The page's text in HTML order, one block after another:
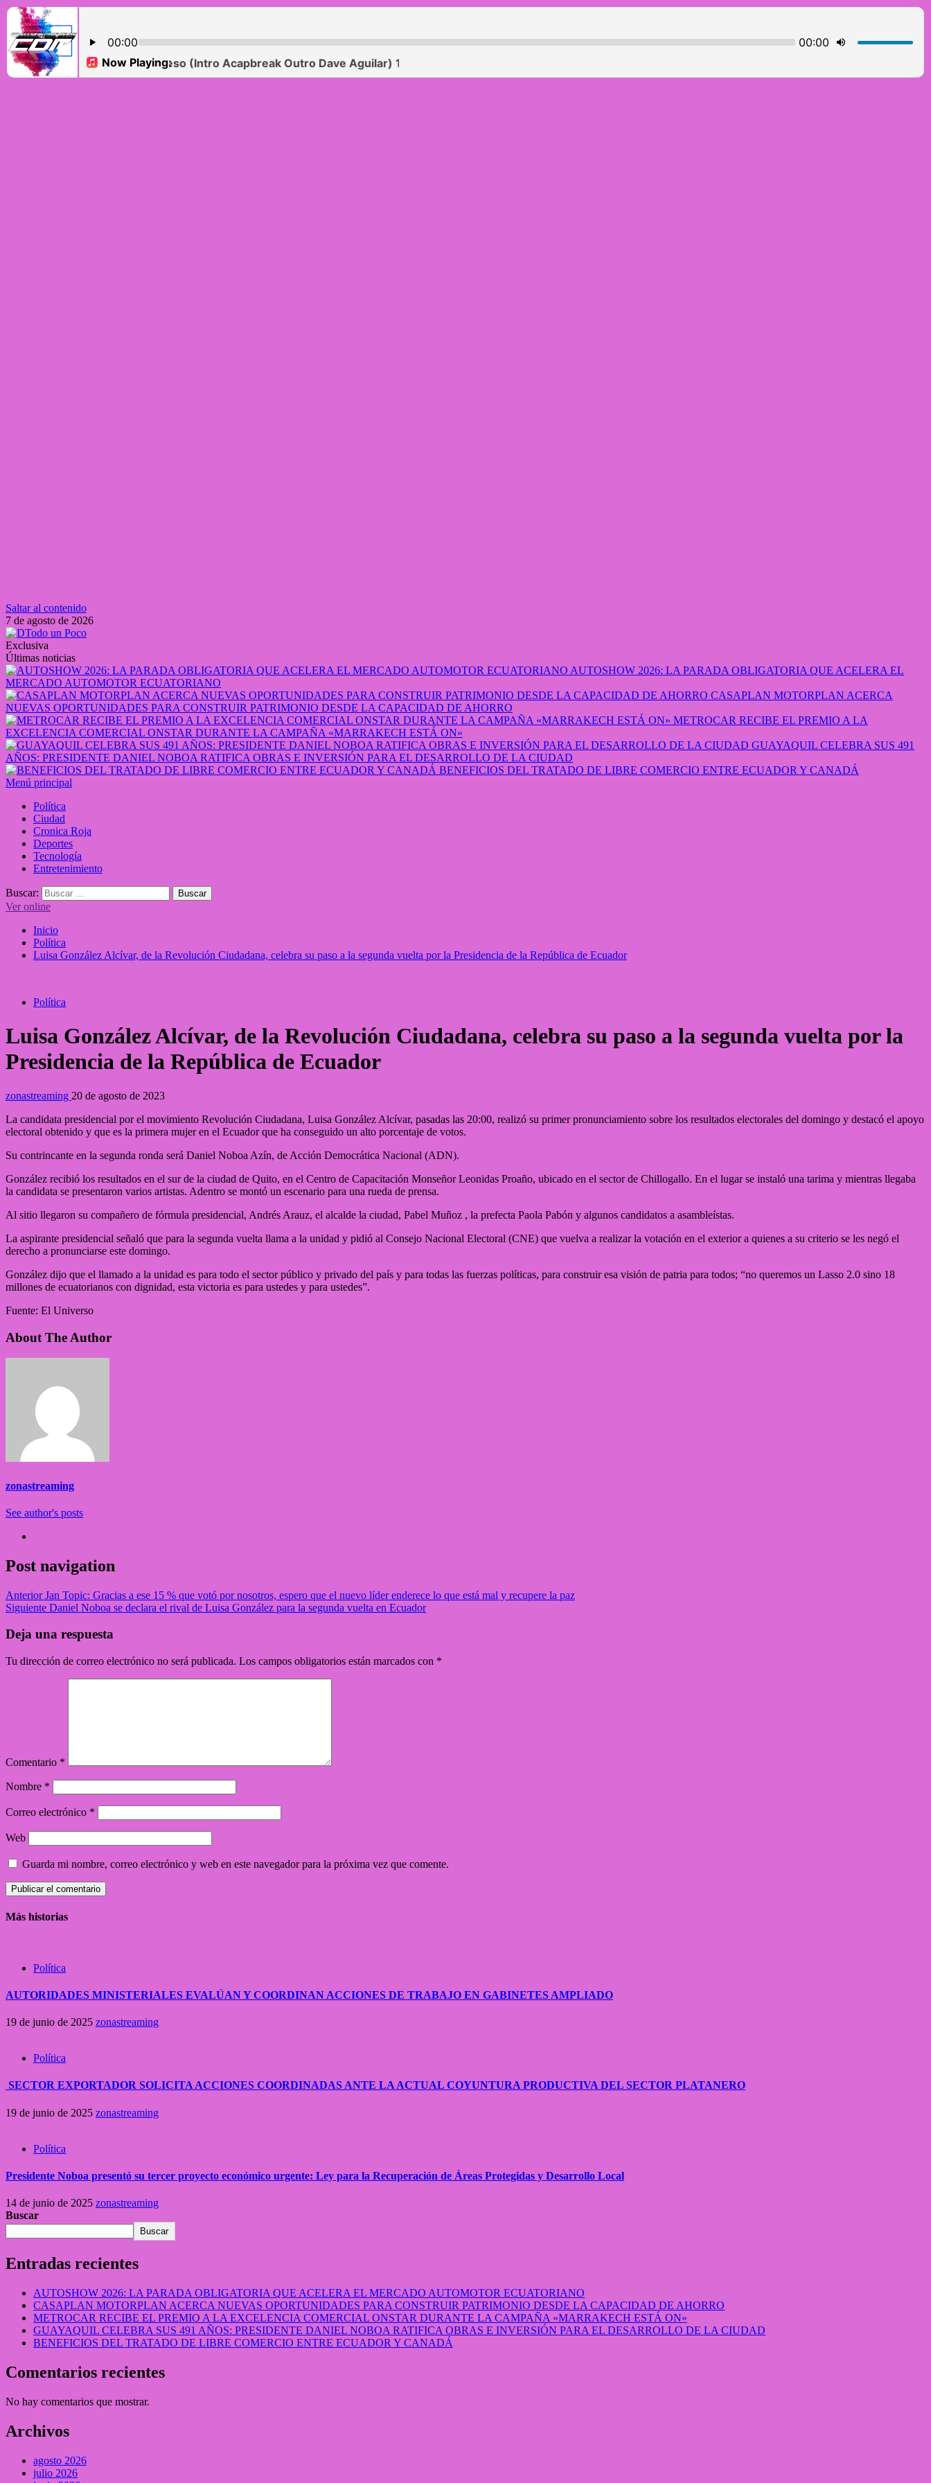
Saltar al contenido
7 de agosto de 2026
Exclusiva
Últimas noticias
AUTOSHOW 2026: LA PARADA OBLIGATORIA QUE ACELERA EL
MERCADO AUTOMOTOR ECUATORIANO
CASAPLAN MOTORPLAN ACERCA
NUEVAS OPORTUNIDADES PARA CONSTRUIR PATRIMONIO DESDE LA CAPACIDAD DE AHORRO
METROCAR RECIBE EL PREMIO A LA
EXCELENCIA COMERCIAL ONSTAR DURANTE LA CAMPAÑA «MARRAKECH ESTÁ ON»
GUAYAQUIL CELEBRA SUS 491
AÑOS: PRESIDENTE DANIEL NOBOA RATIFICA OBRAS E INVERSIÓN PARA EL DESARROLLO DE LA CIUDAD
BENEFICIOS DEL TRATADO DE LIBRE COMERCIO ENTRE ECUADOR Y CANADÁ
Menú principal
Política
Ciudad
Cronica Roja
Deportes
Tecnología
Entretenimiento
Buscar:
Ver online
Inicio
Política
Luisa González Alcívar, de la Revolución Ciudadana, celebra su paso a la segunda vuelta por la Presidencia de la República de Ecuador
Política
Luisa González Alcívar, de la Revolución Ciudadana, celebra su paso a la segunda vuelta por la
Presidencia de la República de Ecuador
zonastreaming 20 de agosto de 2023
La candidata presidencial por el movimiento Revolución Ciudadana, Luisa González Alcívar, pasadas las 20:00, realizó su primer pronunciamiento sobre los resultados electorales del domingo y destacó el apoyo
electoral obtenido y que es la primera mujer en el Ecuador que ha conseguido un alto porcentaje de votos.
Su contrincante en la segunda ronda será Daniel Noboa Azín, de Acción Democrática Nacional (ADN).
González recibió los resultados en el sur de la ciudad de Quito, en el Centro de Capacitación Monseñor Leonidas Proaño, ubicado en el sector de Chillogallo. En el lugar se instaló una tarima y mientras llegaba
la candidata se presentaron varios artistas. Adentro se montó un escenario para una rueda de prensa.
Al sitio llegaron su compañero de fórmula presidencial, Andrés Arauz, el alcalde la ciudad, Pabel Muñoz , la prefecta Paola Pabón y algunos candidatos a asambleístas.
La aspirante presidencial señaló que para la segunda vuelta llama a la unidad y pidió al Consejo Nacional Electoral (CNE) que vuelva a realizar la votación en el exterior a quienes a su criterio se les negó el
derecho a pronunciarse este domingo.
González dijo que el llamado a la unidad es para todo el sector público y privado del país y para todas las fuerzas políticas, para construir esa visión de patria para todos; “no queremos un Lasso 2.0 sino 18
millones de ecuatorianos con dignidad, esta victoria es para ustedes y para ustedes”.
Fuente: El Universo
About The Author
zonastreaming
See author's posts
Post navigation
AnteriorJan Topic: Gracias a ese 15 % que votó por nosotros, espero que el nuevo líder enderece lo que está mal y recupere la paz
Siguiente Daniel Noboa se declara el rival de Luisa González para la segunda vuelta en Ecuador
Deja una respuesta
Tu dirección de correo electrónico no será publicada. Los campos obligatorios están marcados con *
Comentario *
Nombre *
Correo electrónico *
Web
Guarda mi nombre, correo electrónico y web en este navegador para la próxima vez que comente.
Más historias
Política
AUTORIDADES MINISTERIALES EVALÚAN Y COORDINAN ACCIONES DE TRABAJO EN GABINETES AMPLIADO
19 de junio de 2025 zonastreaming
Política
SECTOR EXPORTADOR SOLICITA ACCIONES COORDINADAS ANTE LA ACTUAL COYUNTURA PRODUCTIVA DEL SECTOR PLATANERO
19 de junio de 2025 zonastreaming
Política
Presidente Noboa presentó su tercer proyecto económico urgente: Ley para la Recuperación de Áreas Protegidas y Desarrollo Local
14 de junio de 2025 zonastreaming
Buscar
Buscar
Entradas recientes
AUTOSHOW 2026: LA PARADA OBLIGATORIA QUE ACELERA EL MERCADO AUTOMOTOR ECUATORIANO
CASAPLAN MOTORPLAN ACERCA NUEVAS OPORTUNIDADES PARA CONSTRUIR PATRIMONIO DESDE LA CAPACIDAD DE AHORRO
METROCAR RECIBE EL PREMIO A LA EXCELENCIA COMERCIAL ONSTAR DURANTE LA CAMPAÑA «MARRAKECH ESTÁ ON»
GUAYAQUIL CELEBRA SUS 491 AÑOS: PRESIDENTE DANIEL NOBOA RATIFICA OBRAS E INVERSIÓN PARA EL DESARROLLO DE LA CIUDAD
BENEFICIOS DEL TRATADO DE LIBRE COMERCIO ENTRE ECUADOR Y CANADÁ
Comentarios recientes
No hay comentarios que mostrar.
Archivos
agosto 2026
julio 2026